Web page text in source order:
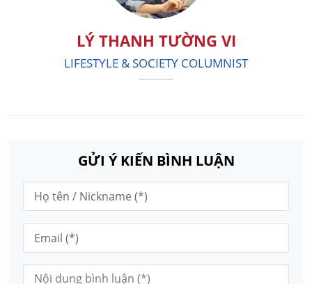
LÝ THANH TƯỜNG VI
LIFESTYLE & SOCIETY COLUMNIST
GỬI Ý KIẾN BÌNH LUẬN